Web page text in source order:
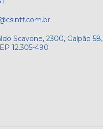
Scavone, 2300, Galpão 58,
12.305-490